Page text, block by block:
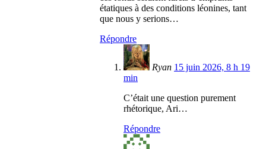
étatiques à des conditions léonines, tant
que nous y serions…
Répondre
Ryan 15 juin 2026, 8 h 19
min
C’était une question purement
rhétorique, Ari…
Répondre